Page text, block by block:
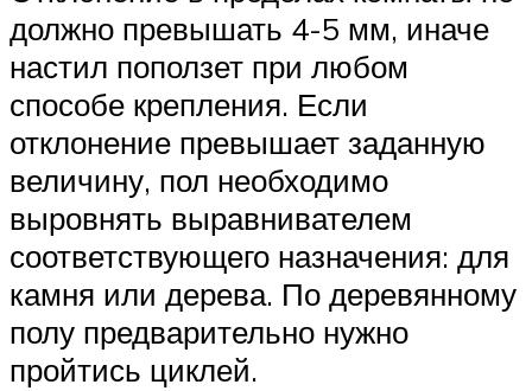
должно превышать 4-5 мм, иначе
настил поползет при любом
способе крепления. Если
отклонение превышает заданную
величину, пол необходимо
выровнять выравнивателем
соответствующего назначения: для
камня или дерева. По деревянному
полу предварительно нужно
пройтись циклей.